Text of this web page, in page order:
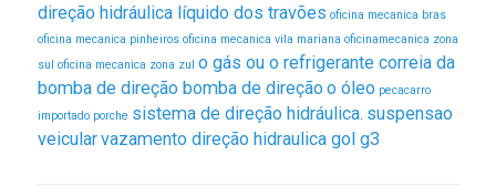
direção hidráulica líquido dos travões oficina mecanica bras
oficina mecanica pinheiros oficina mecanica vila mariana oficinamecanica zona
sul oficina mecanica zona zul o gás ou o refrigerante correia da
bomba de direção bomba de direçãoo óleo pecacarro
importado porche sistema de direção hidráulica. suspensao
veicularvazamento direção hidraulica gol g3